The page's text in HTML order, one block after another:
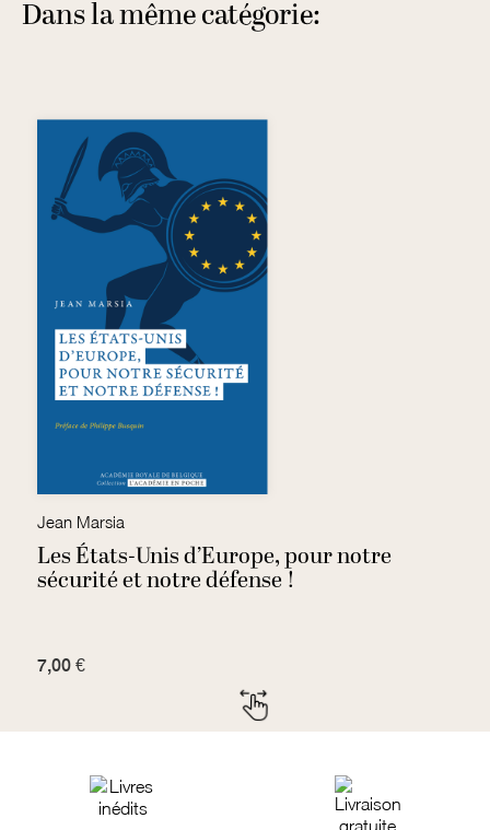
Dans la même catégorie:
Jean Marsia
Les États-Unis d’Europe, pour notre
sécurité et notre défense !
7,00 €